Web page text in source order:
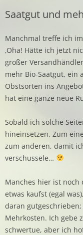
Saatgut und
Manchmal treffe ich
‚Oha! Hätte ich jetzt
großer
mehr Bio-Saatgut, ein
Obstsorten ins
hat eine ganze neue
Sobald ich solche
hineinsetzen. Zum
zum anderen, damit
verschussele…
Manches hier ist
etwas kaufst (egal
daran
Mehrkosten. Ich gebe
schwertue, aber ich